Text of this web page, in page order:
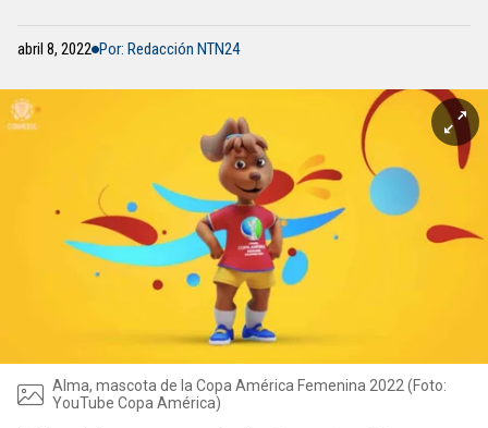
abril 8, 2022 Por: Redacción NTN24
Alma, mascota de la Copa América Femenina 2022 (Foto:
YouTube Copa América)